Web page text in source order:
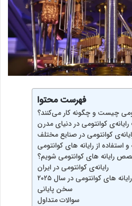
فهرست محتوا
چیست و چگونه کار می‌کنند؟
کوانتومی در دنیای مدرن
کوانتومی در صنایع مختلف
از رایانه ‌های کوانتومی
رایانه ‌های کوانتومی شویم؟
رایانه‌ی کوانتومی در ایران
‌های کوانتومی در سال ۲۰۲۵
سخن پایانی
سوالات متداول